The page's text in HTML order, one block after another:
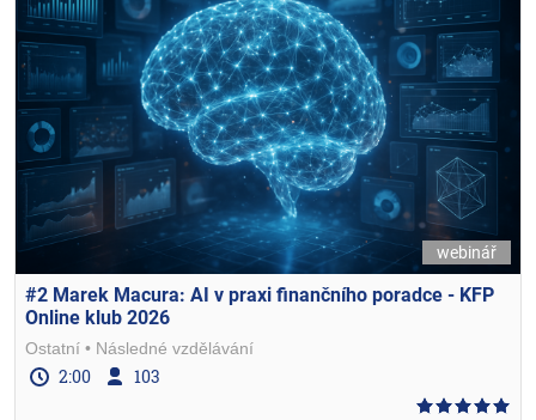
webinář
#2 Marek Macura: AI v praxi finančního poradce - KFP
Online klub 2026
Ostatní Následné vzdělávání
2:00 103